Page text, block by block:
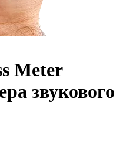
Meter
звукового